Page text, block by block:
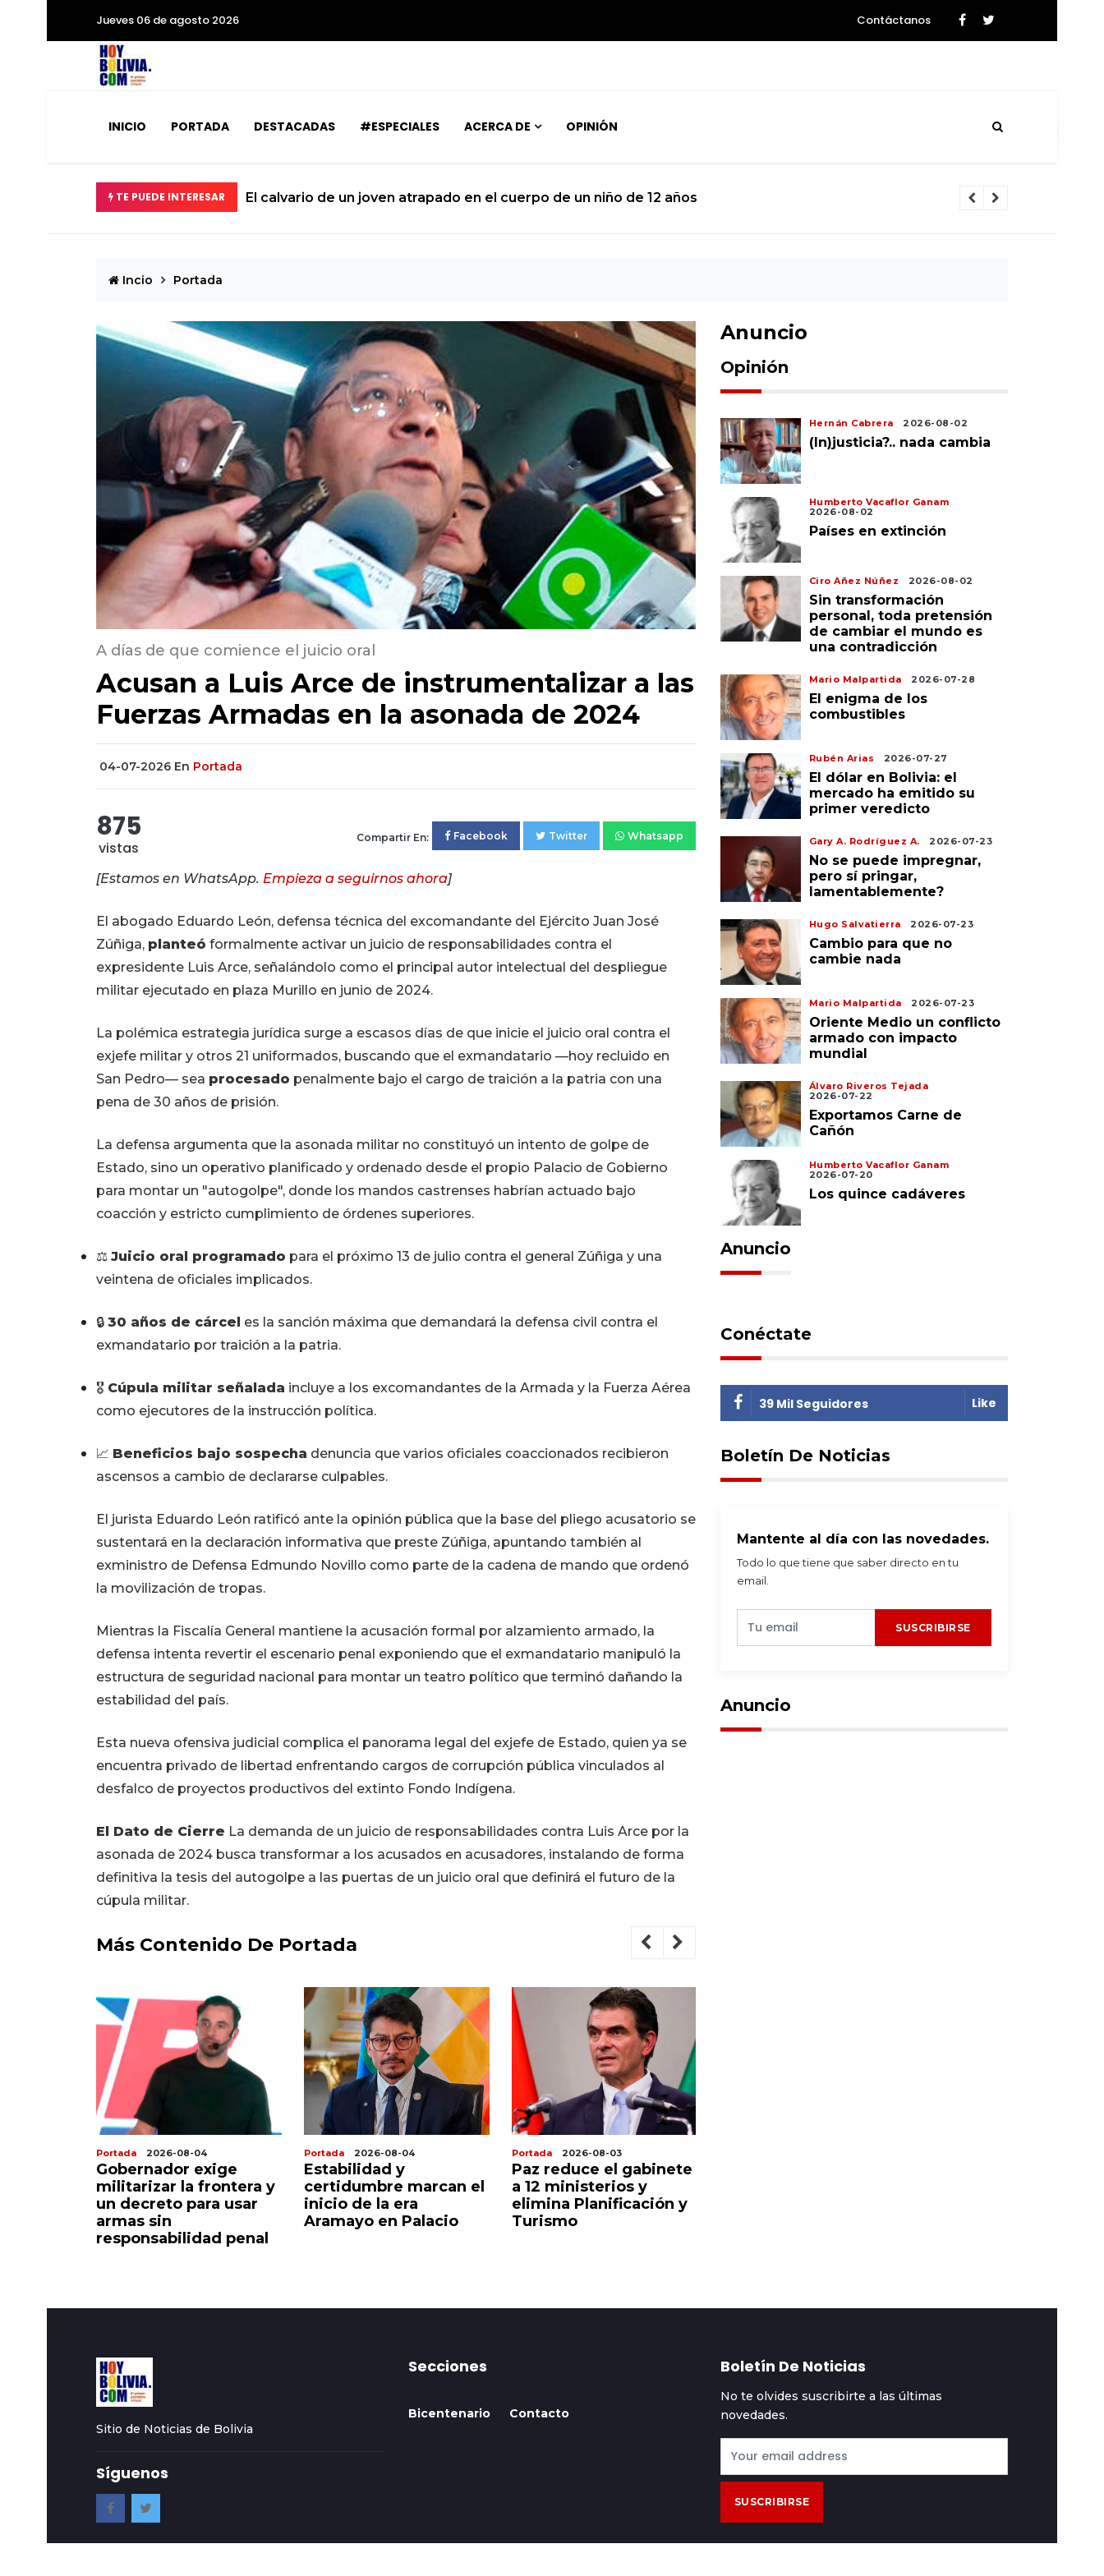
Jueves 06 de agosto 2026 Contáctanos
INICIO PORTADA DESTACADAS #ESPECIALES ACERCA DE OPINIÓN
TE PUEDE INTERESAR Miopía estatal condena al turismo nacional a una subsistencia de rebalse
Incio Portada
A días de que comience el juicio oral
Acusan a Luis Arce de instrumentalizar a las
Fuerzas Armadas en la asonada de 2024
04-07-2026 En Portada
875
vistas
Compartir En: Facebook Twitter Whatsapp
[Estamos en WhatsApp. Empieza a seguirnos ahora]
El abogado Eduardo León, defensa técnica del excomandante del Ejército Juan José
Zúñiga, planteó formalmente activar un juicio de responsabilidades contra el
expresidente Luis Arce, señalándolo como el principal autor intelectual del despliegue
militar ejecutado en plaza Murillo en junio de 2024.
La polémica estrategia jurídica surge a escasos días de que inicie el juicio oral contra el
exjefe militar y otros 21 uniformados, buscando que el exmandatario —hoy recluido en
San Pedro— sea procesado penalmente bajo el cargo de traición a la patria con una
pena de 30 años de prisión.
La defensa argumenta que la asonada militar no constituyó un intento de golpe de
Estado, sino un operativo planificado y ordenado desde el propio Palacio de Gobierno
para montar un "autogolpe", donde los mandos castrenses habrían actuado bajo
coacción y estricto cumplimiento de órdenes superiores.
⚖️ Juicio oral programado para el próximo 13 de julio contra el general Zúñiga y una
veintena de oficiales implicados.
🔒 30 años de cárcel es la sanción máxima que demandará la defensa civil contra el
exmandatario por traición a la patria.
🎖️ Cúpula militar señalada incluye a los excomandantes de la Armada y la Fuerza Aérea
como ejecutores de la instrucción política.
📈 Beneficios bajo sospecha denuncia que varios oficiales coaccionados recibieron
ascensos a cambio de declararse culpables.
El jurista Eduardo León ratificó ante la opinión pública que la base del pliego acusatorio se
sustentará en la declaración informativa que preste Zúñiga, apuntando también al
exministro de Defensa Edmundo Novillo como parte de la cadena de mando que ordenó
la movilización de tropas.
Mientras la Fiscalía General mantiene la acusación formal por alzamiento armado, la
defensa intenta revertir el escenario penal exponiendo que el exmandatario manipuló la
estructura de seguridad nacional para montar un teatro político que terminó dañando la
estabilidad del país.
Esta nueva ofensiva judicial complica el panorama legal del exjefe de Estado, quien ya se
encuentra privado de libertad enfrentando cargos de corrupción pública vinculados al
desfalco de proyectos productivos del extinto Fondo Indígena.
El Dato de Cierre La demanda de un juicio de responsabilidades contra Luis Arce por la
asonada de 2024 busca transformar a los acusados en acusadores, instalando de forma
definitiva la tesis del autogolpe a las puertas de un juicio oral que definirá el futuro de la
cúpula militar.
Más Contenido De Portada
Portada 2026-08-04
Gobernador exige
militarizar la frontera y
un decreto para usar
armas sin
responsabilidad penal
Portada 2026-08-04
Estabilidad y
certidumbre marcan el
inicio de la era
Aramayo en Palacio
Portada 2026-08-03
Paz reduce el gabinete
a 12 ministerios y
elimina Planificación y
Turismo
Anuncio
Opinión
Hernán Cabrera 2026-08-02
(In)justicia?.. nada cambia
Humberto Vacaflor Ganam
2026-08-02
Países en extinción
Ciro Añez Núñez 2026-08-02
Sin transformación
personal, toda pretensión
de cambiar el mundo es
una contradicción
Mario Malpartida 2026-07-28
El enigma de los
combustibles
Rubén Arias 2026-07-27
El dólar en Bolivia: el
mercado ha emitido su
primer veredicto
Gary A. Rodríguez A. 2026-07-23
No se puede impregnar,
pero sí pringar,
lamentablemente?
Hugo Salvatierra 2026-07-23
Cambio para que no
cambie nada
Mario Malpartida 2026-07-23
Oriente Medio un conflicto
armado con impacto
mundial
Álvaro Riveros Tejada
2026-07-22
Exportamos Carne de
Cañón
Humberto Vacaflor Ganam
2026-07-20
Los quince cadáveres
Anuncio
Conéctate
39 Mil Seguidores Like
Boletín De Noticias
Mantente al día con las novedades.
Todo lo que tiene que saber directo en tu
email.
SUSCRIBIRSE
Anuncio
Sitio de Noticias de Bolivia
Síguenos
Secciones
Bicentenario Contacto
Boletín De Noticias
No te olvides suscribirte a las últimas
novedades.
SUSCRIBIRSE